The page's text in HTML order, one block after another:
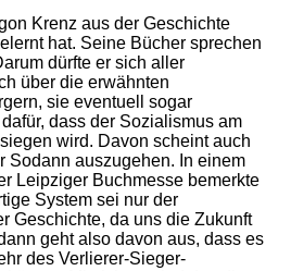
Krenz aus der Geschichte
hat. Seine Bücher sprechen
dürfte er sich aller
über die erwähnten
sie eventuell sogar
dass der Sozialismus am
wird. Davon scheint auch
Sodann auszugehen. In einem
Leipziger Buchmesse bemerkte
System sei nur der
Geschichte, da uns die Zukunft
geht also davon aus, dass es
des Verlierer-Sieger-